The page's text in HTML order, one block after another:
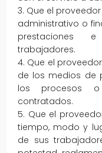
3. Que el
administrativo o
prestaciones
trabajadores.
4. Que el
de los medios de
los procesos
contratados.
5. Que el
tiempo, modo y
de sus